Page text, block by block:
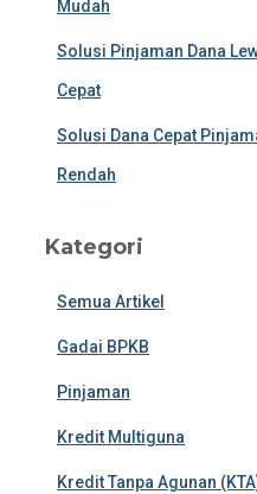
Mudah
Solusi Pinjaman Dana
Cepat
Solusi Dana Cepat
Rendah
Kategori
Semua Artikel
Gadai BPKB
Pinjaman
Kredit Multiguna
Kredit Tanpa Agunan